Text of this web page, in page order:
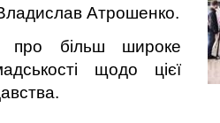
Атрошенко.
про більш широке
щодо цієї